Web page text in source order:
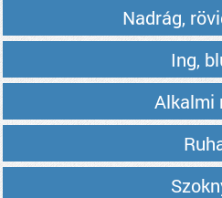
Nadrág,
Ing,
Alkalmi